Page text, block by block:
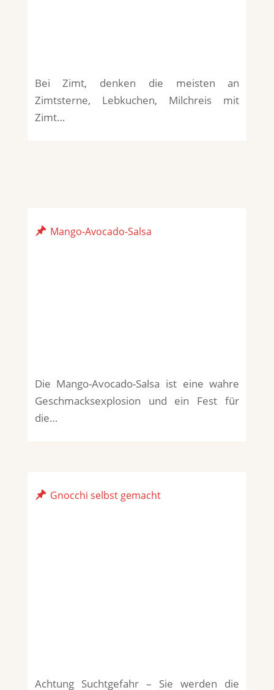
Bei Zimt, denken die meisten an
Zimtsterne, Lebkuchen, Milchreis mit
Zimt…
Mango-Avocado-Salsa
Die Mango-Avocado-Salsa ist eine wahre
Geschmacksexplosion und ein Fest für
die…
Gnocchi selbst gemacht
Achtung Suchtgefahr – Sie werden die